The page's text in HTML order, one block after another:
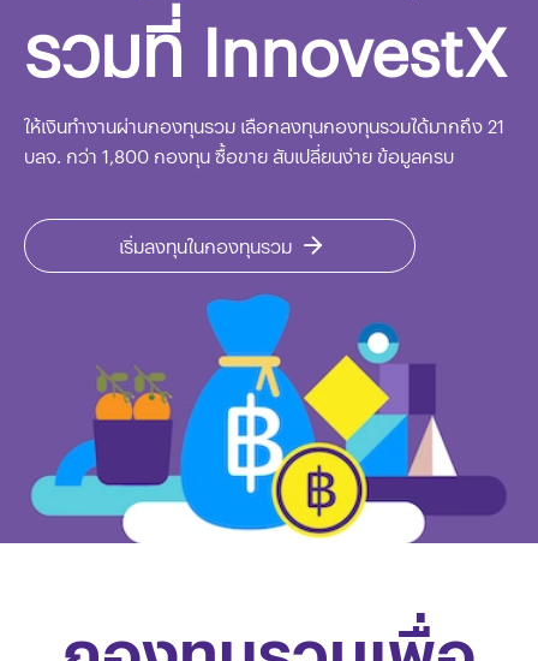
รวมที่ InnovestX
ให้เงินทำงานผ่านกองทุนรวม เลือกลงทุนกองทุนรวมได้มากถึง 21
บลจ. กว่า 1,800 กองทุน ซื้อขาย สับเปลี่ยนง่าย ข้อมูลครบ
เริ่มลงทุนในกองทุนรวม